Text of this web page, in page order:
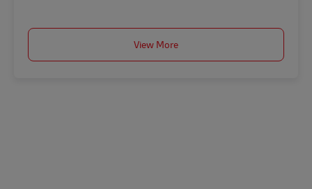
View More